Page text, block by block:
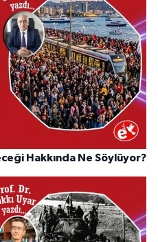
Hakkında Ne Söylüyor?